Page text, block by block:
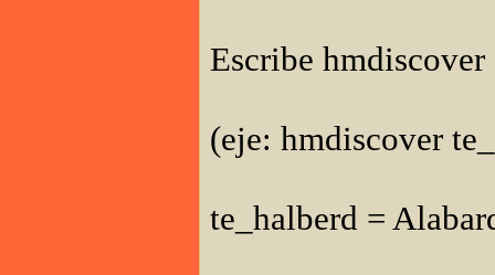
Escribe
(eje: hmdiscover
te_halberd =